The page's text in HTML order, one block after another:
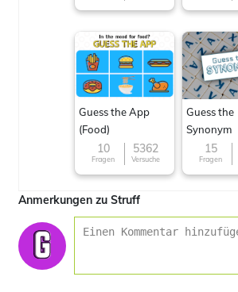
Guess the App
(Food)
10
Fragen
5362
Versuche
Guess the
Synonym
15
Fragen
Anmerkungen zu Struff